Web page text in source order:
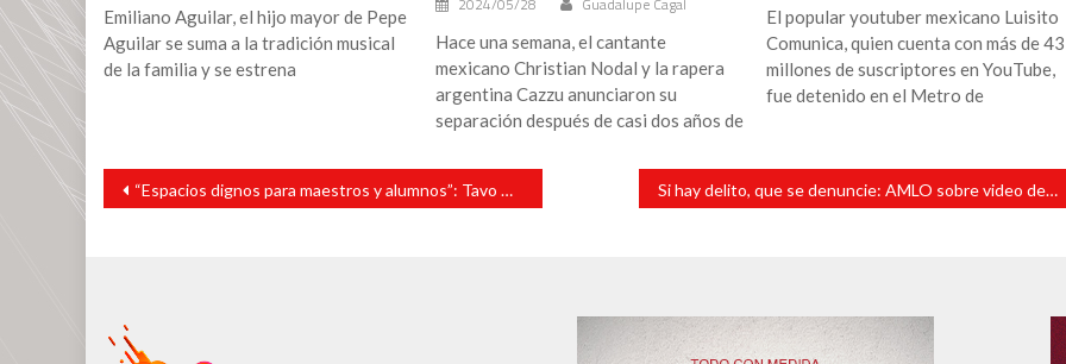
Emiliano Aguilar, el hijo mayor de Pepe
Aguilar se suma a la tradición musical
de la familia y se estrena
Hace una semana, el cantante
mexicano Christian Nodal y la rapera
argentina Cazzu anunciaron su
separación después de casi dos años de
El popular youtuber mexicano Luisito
Comunica, quien cuenta con más de 43
millones de suscriptores en YouTube,
fue detenido en el Metro de
Navegación
entradas
“Espacios dignos para maestros y alumnos”: Tavo Pérez Si hay delito, que se denuncie: AMLO sobre video de otro de sus hermanos recibiendo dinero